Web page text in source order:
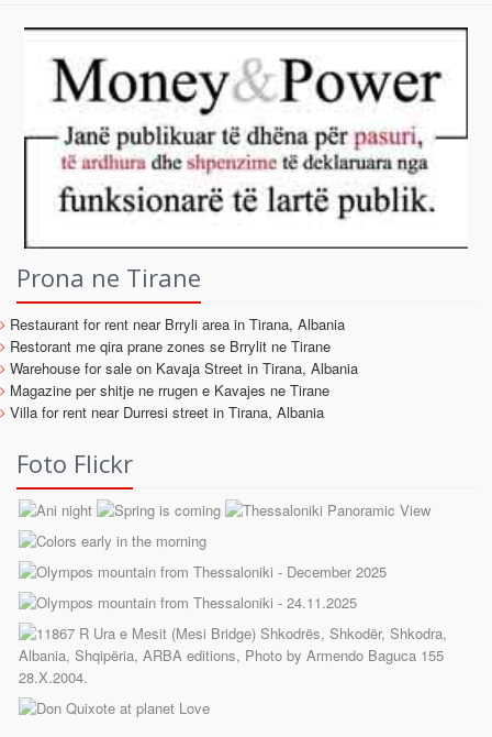
Prona ne Tirane
Restaurant for rent near Brryli area in Tirana, Albania
Restorant me qira prane zones se Brrylit ne Tirane
Warehouse for sale on Kavaja Street in Tirana, Albania
Magazine per shitje ne rrugen e Kavajes ne Tirane
Villa for rent near Durresi street in Tirana, Albania
Foto Flickr